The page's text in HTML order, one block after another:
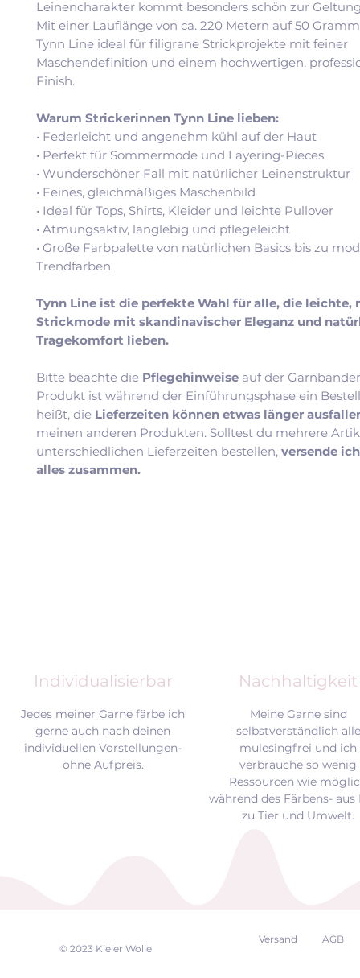
Leinencharakter kommt besonders schön zur
Mit einer Lauflänge von ca. 220 Metern auf 50
Tynn Line ideal für filigrane Strickprojekte mit feiner
Maschendefinition und einem hochwertigen,
Finish.
Warum Strickerinnen Tynn Line lieben:
• Federleicht und angenehm kühl auf der Haut
• Perfekt für Sommermode und Layering-Pieces
• Wunderschöner Fall mit natürlicher Leinenstruktur
• Feines, gleichmäßiges Maschenbild
• Ideal für Tops, Shirts, Kleider und leichte Pullover
• Atmungsaktiv, langlebig und pflegeleicht
• Große Farbpalette von natürlichen Basics bis zu
Trendfarben
Tynn Line ist die perfekte Wahl für alle, die leichte,
Strickmode mit skandinavischer Eleganz und
Tragekomfort lieben.
Bitte beachte die Pflegehinweise auf der
Produkt ist während der Einführungsphase ein
heißt, die Lieferzeiten können etwas länger
meinen anderen Produkten. Solltest du mehrere
unterschiedlichen Lieferzeiten bestellen, versende
alles zusammen.
Individualisierbar Nachhaltigkeit
Jedes meiner Garne färbe ich
gerne auch nach deinen
individuellen Vorstellungen-
ohne Aufpreis.
Meine Garne sind
selbstverständlich alle
mulesingfrei und ich
verbrauche so wenig
Ressourcen wie
während des Färbens- aus
zu Tier und Umwelt.
© 2023 Kieler Wolle
Versand AGB